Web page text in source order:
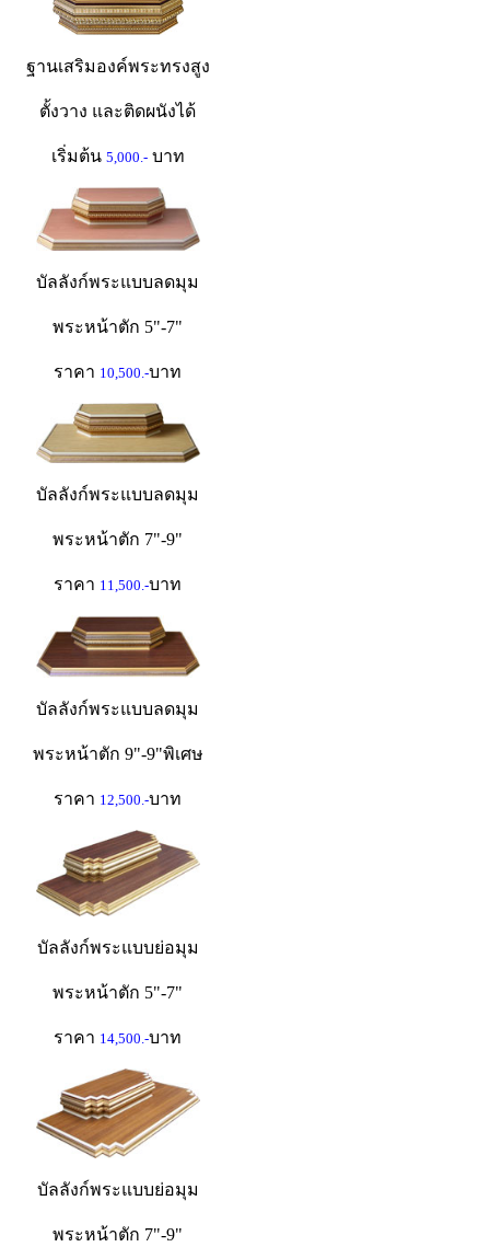
ฐานเสริมองค์พระทรงสูง
ตั้งวาง และติดผนังได้
เริ่มต้น 5,000.- บาท
บัลลังก์พระแบบลดมุม
พระหน้าตัก 5"-7"
ราคา 10,500.-บาท
บัลลังก์พระแบบลดมุม
พระหน้าตัก 7"-9"
ราคา 11,500.-บาท
บัลลังก์พระแบบลดมุม
พระหน้าตัก 9"-9"พิเศษ
ราคา 12,500.-บาท
บัลลังก์พระแบบย่อมุม
พระหน้าตัก 5"-7"
ราคา 14,500.-บาท
บัลลังก์พระแบบย่อมุม
พระหน้าตัก 7"-9"